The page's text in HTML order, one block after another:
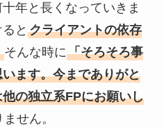
年と長くなっていきま
と クライアントの依存
そんな時に「そろそろ事
ます。今までありがと
の独立系FPにお願いし
せん。